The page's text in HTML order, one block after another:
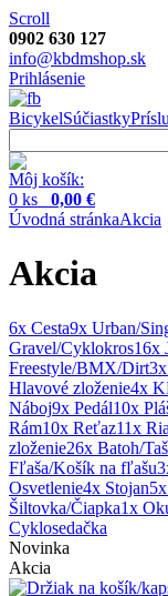
Scroll
0902 630 127
info@kbdmshop.sk
Prihlásenie
BicykelSúčiastky
Môj košík:
0 ks 0,00 €
Úvodná stránkaAkcia
Akcia
6x Cesta9x Urban/
Gravel/Cyklokros16x
Freestyle/BMX/Dirt
Hlavové zloženie4x
Náboj9x Pedál10x
Rám10x Reťaz11x
zloženie26x Batoh/
Fľaša/Košík na fľašu
Osvetlenie4x Stojan
Šiltovka/Čiapka1x
Cyklosedačka
Novinka
Akcia